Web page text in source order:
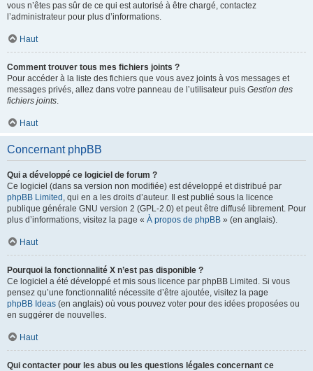
vous n’êtes pas sûr de ce qui est autorisé à être chargé, contactez
l’administrateur pour plus d’informations.
Haut
Comment trouver tous mes fichiers joints ?
Pour accéder à la liste des fichiers que vous avez joints à vos messages et
messages privés, allez dans votre panneau de l’utilisateur puis Gestion des
fichiers joints.
Haut
Concernant phpBB
Qui a développé ce logiciel de forum ?
Ce logiciel (dans sa version non modifiée) est développé et distribué par
phpBB Limited , qui en a les droits d’auteur. Il est publié sous la licence
publique générale GNU version 2 (GPL-2.0) et peut être diffusé librement. Pour
plus d’informations, visitez la page « À propos de phpBB » (en anglais).
Haut
Pourquoi la fonctionnalité X n’est pas disponible ?
Ce logiciel a été développé et mis sous licence par phpBB Limited. Si vous
pensez qu’une fonctionnalité nécessite d’être ajoutée, visitez la page
phpBB Ideas (en anglais) où vous pouvez voter pour des idées proposées ou
en suggérer de nouvelles.
Haut
Qui contacter pour les abus ou les questions légales concernant ce